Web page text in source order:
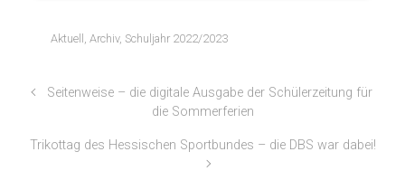
Aktuell Archiv, Schuljahr 2022/2023
Seitenweise – die digitale Ausgabe der Schülerzeitung für
die Sommerferien
Trikottag des Hessischen Sportbundes – die DBS war dabei!